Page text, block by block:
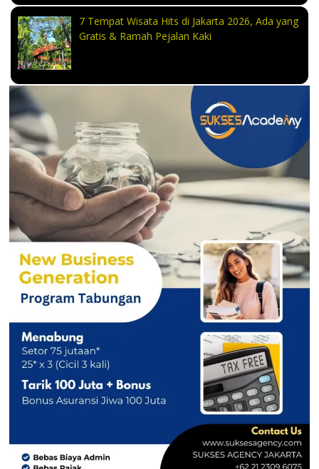
7 Tempat Wisata Hits di Jakarta 2026, Ada yang
Gratis & Ramah Pejalan Kaki